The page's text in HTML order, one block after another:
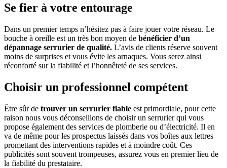
Se fier à votre entourage
Dans un premier temps n’hésitez pas à faire jouer votre réseau. Le
bouche à oreille est un très bon moyen de bénéficier d’un
dépannage serrurier de qualité. L’avis de clients réserve souvent
moins de surprises et vous évite les arnaques. Vous serez ainsi
réconforté sur la fiabilité et l’honnêteté de ses services.
Choisir un professionnel compétent
Être sûr de trouver un serrurier fiable est primordiale, pour cette
raison nous vous déconseillons de choisir un serrurier qui vous
propose également des services de plomberie ou d’électricité. Il en
va de même pour les prospectus laissés dans vos boîtes aux lettres
promettant des interventions rapides et à moindre coût. Ces
publicités sont souvent trompeuses, assurez vous en premier lieu de
la fiabilité du prestataire.